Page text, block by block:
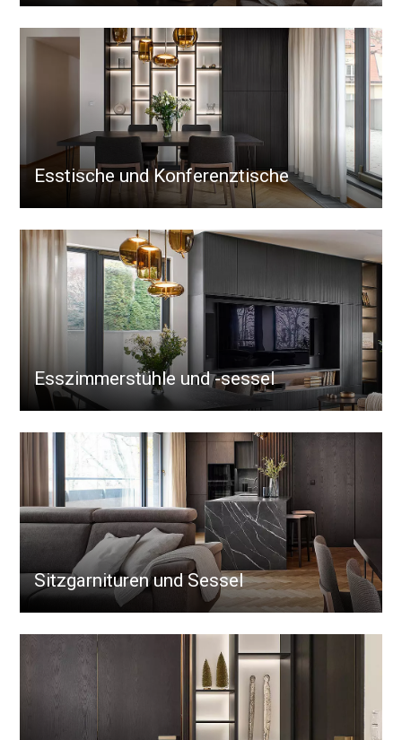
Esstische und Konferenztische
Esszimmerstühle und -sessel
Sitzgarnituren und Sessel